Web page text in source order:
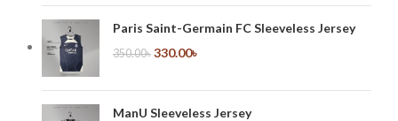
Paris Saint-Germain FC Sleeveless Jersey
350.00৳ 330.00৳
ManU Sleeveless Jersey